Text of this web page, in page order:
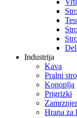
Industrija
Kava
Pralni
Konoplja
Prigrizki
Hrana za